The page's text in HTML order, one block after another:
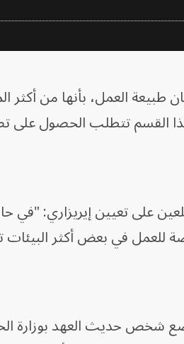
العمل، بأنها من أكثر
القسم تتطلب الحصول على
على تعيين إيريزاري: "في
للعمل في بعض أكثر البيئات
شخص حديث العهد بوزارة